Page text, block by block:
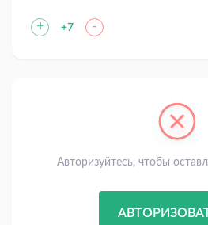
+ +7 -
Авторизуйтесь, чтобы